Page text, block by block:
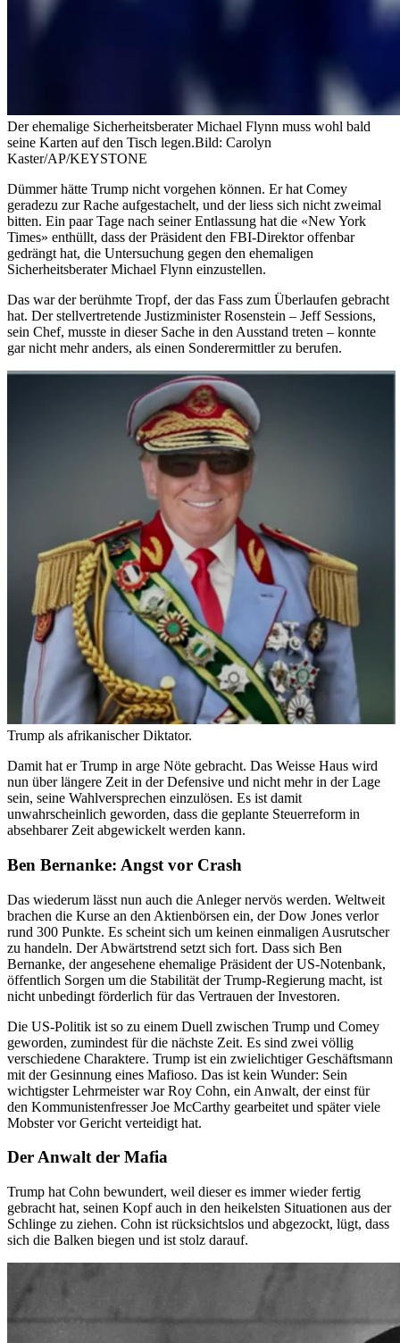
Der ehemalige Sicherheitsberater Michael Flynn muss wohl bald
seine Karten auf den Tisch legen.Bild: Carolyn
Kaster/AP/KEYSTONE
Dümmer hätte Trump nicht vorgehen können. Er hat Comey
geradezu zur Rache aufgestachelt, und der liess sich nicht zweimal
bitten. Ein paar Tage nach seiner Entlassung hat die «New York
Times» enthüllt, dass der Präsident den FBI-Direktor offenbar
gedrängt hat, die Untersuchung gegen den ehemaligen
Sicherheitsberater Michael Flynn einzustellen.
Das war der berühmte Tropf, der das Fass zum Überlaufen gebracht
hat. Der stellvertretende Justizminister Rosenstein – Jeff Sessions,
sein Chef, musste in dieser Sache in den Ausstand treten – konnte
gar nicht mehr anders, als einen Sonderermittler zu berufen.
Trump als afrikanischer Diktator.
Damit hat er Trump in arge Nöte gebracht. Das Weisse Haus wird
nun über längere Zeit in der Defensive und nicht mehr in der Lage
sein, seine Wahlversprechen einzulösen. Es ist damit
unwahrscheinlich geworden, dass die geplante Steuerreform in
absehbarer Zeit abgewickelt werden kann.
Ben Bernanke: Angst vor Crash
Das wiederum lässt nun auch die Anleger nervös werden. Weltweit
brachen die Kurse an den Aktienbörsen ein, der Dow Jones verlor
rund 300 Punkte. Es scheint sich um keinen einmaligen Ausrutscher
zu handeln. Der Abwärtstrend setzt sich fort. Dass sich Ben
Bernanke, der angesehene ehemalige Präsident der US-Notenbank,
öffentlich Sorgen um die Stabilität der Trump-Regierung macht, ist
nicht unbedingt förderlich für das Vertrauen der Investoren.
Die US-Politik ist so zu einem Duell zwischen Trump und Comey
geworden, zumindest für die nächste Zeit. Es sind zwei völlig
verschiedene Charaktere. Trump ist ein zwielichtiger Geschäftsmann
mit der Gesinnung eines Mafioso. Das ist kein Wunder: Sein
wichtigster Lehrmeister war Roy Cohn, ein Anwalt, der einst für
den Kommunistenfresser Joe McCarthy gearbeitet und später viele
Mobster vor Gericht verteidigt hat.
Der Anwalt der Mafia
Trump hat Cohn bewundert, weil dieser es immer wieder fertig
gebracht hat, seinen Kopf auch in den heikelsten Situationen aus der
Schlinge zu ziehen. Cohn ist rücksichtslos und abgezockt, lügt, dass
sich die Balken biegen und ist stolz darauf.